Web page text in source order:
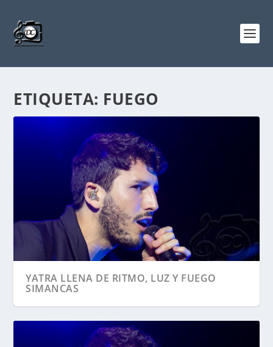
ETIQUETA: FUEGO
YATRA LLENA DE RITMO, LUZ Y FUEGO
SIMANCAS